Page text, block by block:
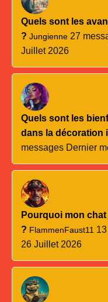
Quels sont les
? Jungienne 27
Juillet 2026
Quels sont les
dans la décoration
messages Dernier
Pourquoi mon
? FlammenFaust11
26 Juillet 2026